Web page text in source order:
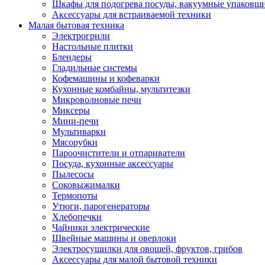
Шкафы для подогрева посуды, вакуумные
Аксессуары для встраиваемой техники
Малая бытовая техника
Электрогрили
Настольные плитки
Блендеры
Гладильные системы
Кофемашины и кофеварки
Кухонные комбайны, мультитезки
Микроволновые печи
Миксеры
Мини-печи
Мультиварки
Мясорубки
Пароочистители и отпариватели
Посуда, кухонные аксессуары
Пылесосы
Соковыжималки
Термопоты
Утюги, парогенераторы
Хлебопечки
Чайники электрические
Швейные машины и оверлоки
Электросушилки для овощей, фруктов, грибов
Аксессуары для малой бытовой техники